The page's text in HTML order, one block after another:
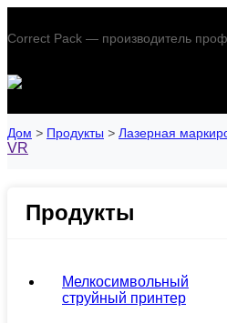
Correct Pack — производитель
Дом > Продукты > Лазерная
VR
Продукты
Мелкосимвольный
струйный принтер